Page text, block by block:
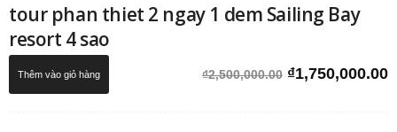
tour phan thiet 2 ngay 1 dem Sailing Bay
resort 4 sao
₫2,500,000.00 Giá
₫1,750,000.00
Thêm vào giỏ hàng